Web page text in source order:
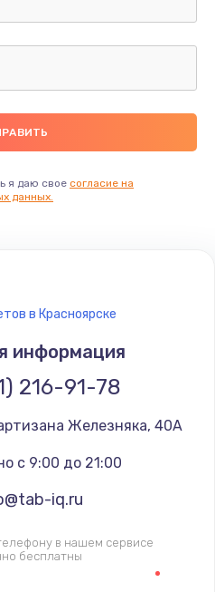
охлаждения
руб.
моста
руб.
руб.
крышки
руб.
я даю свое согласие на
данных.
в Красноярске
информация
216-91-78
Железняка, 40А
с 9:00 до 21:00
iq.ru
в нашем сервисе
бесплатны